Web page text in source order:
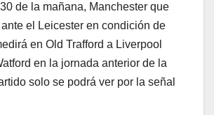
de la mañana, Manchester que
el Leicester en condición de
en Old Trafford a Liverpool
en la jornada anterior de la
solo se podrá ver por la señal